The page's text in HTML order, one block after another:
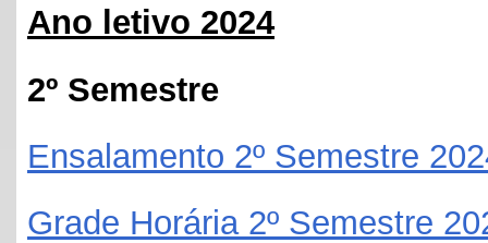
Ano letivo 2024
2º Semestre
Ensalamento 2º Semestre
Grade Horária 2º Semestre